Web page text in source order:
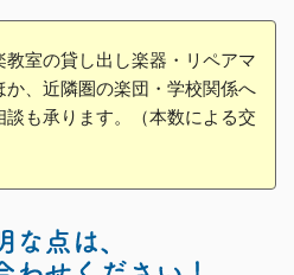
室の貸し出し楽器・リペアマ
、近隣圏の楽団・学校関係へ
も承ります。（本数による交